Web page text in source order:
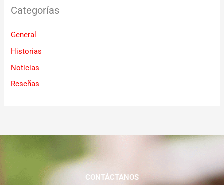
Categorías
General
Historias
Noticias
Reseñas
CONTÁCTANOS